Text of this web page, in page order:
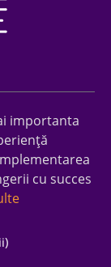
importanta
cu succes